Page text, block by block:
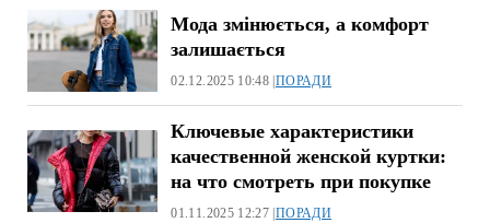
Мода змінюється, а комфорт
залишається
02.12.2025 10:48 |ПОРАДИ
Ключевые характеристики
качественной женской куртки:
на что смотреть при покупке
01.11.2025 12:27 | ПОРАДИ